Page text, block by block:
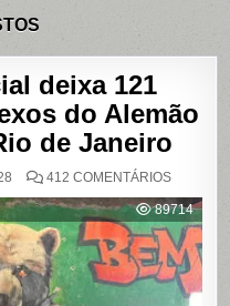
deixa 121
do Alemão
de Janeiro
412 COMENTÁRIOSEM
POLICIAL
DEIXA
121
MORTOS
NOS
DO
ALEMÃO
89714